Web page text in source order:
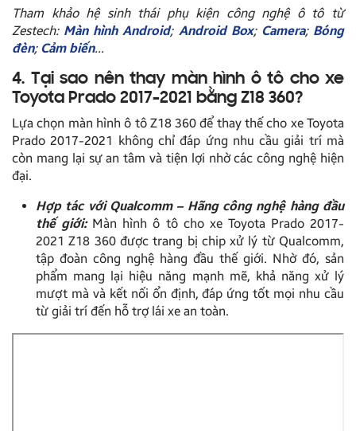
Tham khảo hệ sinh thái phụ kiện công nghệ ô tô từ
Zestech: Màn hình Android; Android Box; Camera; Bóng
đèn; Cảm biến…
4. Tại sao nên thay màn hình ô tô cho xe
Toyota Prado 2017-2021 bằng Z18 360?
Lựa chọn màn hình ô tô Z18 360 để thay thế cho xe Toyota
Prado 2017-2021 không chỉ đáp ứng nhu cầu giải trí mà
còn mang lại sự an tâm và tiện lợi nhờ các công nghệ hiện
đại.
Hợp tác với Qualcomm – Hãng công nghệ hàng đầu
thế giới: Màn hình ô tô cho xe Toyota Prado 2017-
2021 Z18 360 được trang bị chip xử lý từ Qualcomm,
tập đoàn công nghệ hàng đầu thế giới. Nhờ đó, sản
phẩm mang lại hiệu năng mạnh mẽ, khả năng xử lý
mượt mà và kết nối ổn định, đáp ứng tốt mọi nhu cầu
từ giải trí đến hỗ trợ lái xe an toàn.